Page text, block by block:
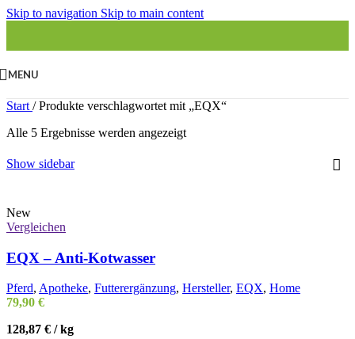
Skip to navigation Skip to main content
MENU
Start / Produkte verschlagwortet mit „EQX“
Alle 5 Ergebnisse werden angezeigt
Show sidebar
New
Vergleichen
EQX – Anti-Kotwasser
Pferd, Apotheke, Futterergänzung, Hersteller, EQX, Home
79,90 €
128,87 € /kg